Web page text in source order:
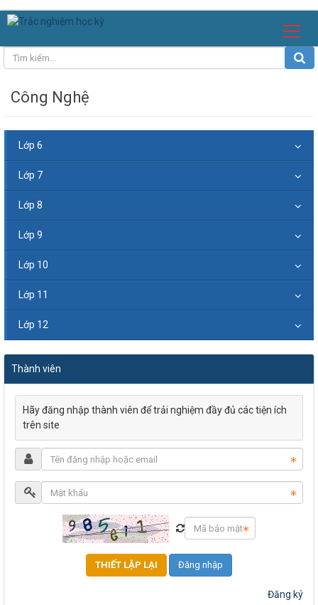
Công Nghệ
Lớp 6
Lớp 7
Lớp 8
Lớp 9
Lớp 10
Lớp 11
Lớp 12
Thành viên
Hãy đăng nhập thành viên để trải nghiệm đầy đủ các tiện ích
trên site
Đăng nhập
Đăng ký